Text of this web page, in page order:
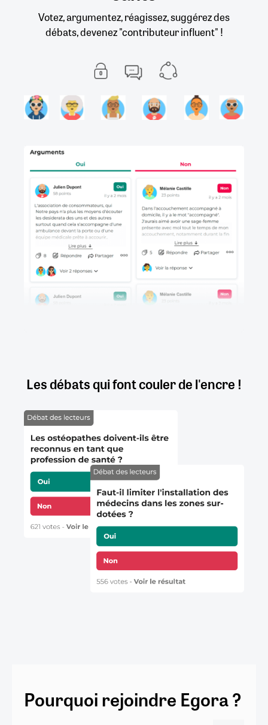
Votez, argumentez, réagissez, suggérez des
débats, devenez "contributeur influent" !
Les débats qui font couler de l'encre !
Pourquoi rejoindre Egora ?